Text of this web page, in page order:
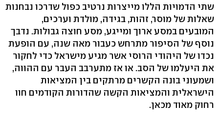
שתי הדמויות הללו מייצרות נרטיב כפול שדרכו נבחנות
שאלות של מוסר, זהות, בגידה, מולדת וערכים,
המובעים במסע ארוך ומייגע, מסע חוצה גבולות. נדבך
נוסף של הסיפור מתרחש כעבור מאה שנה, עם הופעת
נכדו של היהודי הרוסי אשר מגיע מישראל כדי לחקור
את היעלמו של הסב. או אז מתערבב העבר עם ההווה,
ושמעוני בונה הקשרים מרתקים בין המציאות
הישראלית והמציאות הקשה שהדורות הקודמים חוו
רחוק מאוד מכאן.